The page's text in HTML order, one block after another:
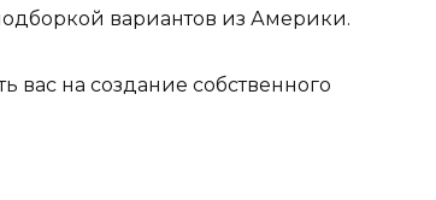
вариантов из Америки.
вас на создание собственного